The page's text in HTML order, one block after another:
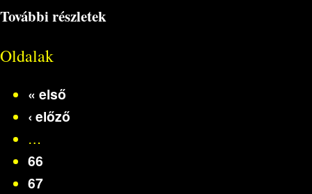
További részletek
Oldalak
« első
‹ előző
…
66
67